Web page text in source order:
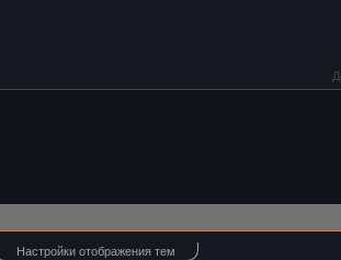
Настройки отображения тем